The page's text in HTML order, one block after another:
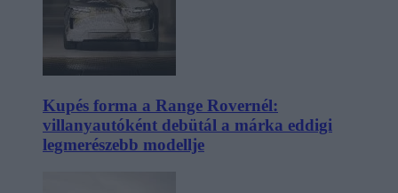
Kupés forma a Range Rovernél:
villanyautóként debütál a márka eddigi
legmerészebb modellje